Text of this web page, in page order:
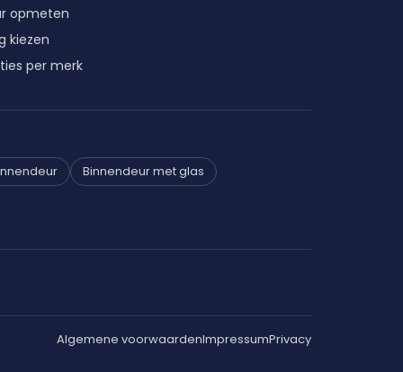
opmeten
kiezen
per merk
Binnendeur met glas
Algemene voorwaardenImpressumPrivacy